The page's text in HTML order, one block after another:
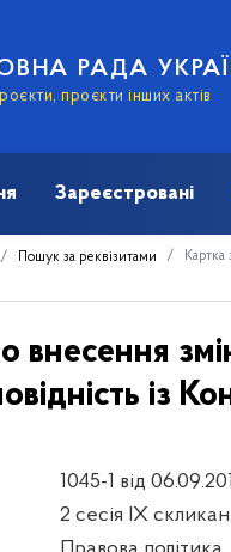
РАДА
проєкти інших актів
Зареєстровані
Пошук за реквізитами
внесення
із
1045-1 від
2 сесія IX